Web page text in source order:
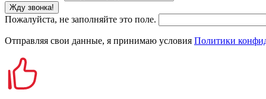
Жду звонка!
Пожалуйста, не заполняйте это поле.
Отправляя свои данные, я принимаю условия Политики